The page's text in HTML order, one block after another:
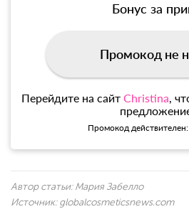
Бонус за
Промокод не
Перейдите на сайт Christina,
Промокод
Автор статьи: Мария Забелло
Источник: globalcosmeticsnews.com